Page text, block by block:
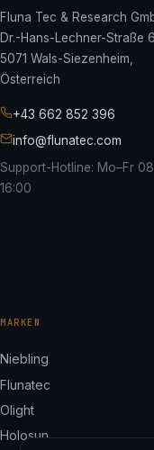
Fluna Tec & Research
Dr.-Hans-Lechner-Straße 6
5071 Wals-Siezenheim,
Österreich
+43 662 852 396
info@flunatec.com
Support-Hotline: Mo–Fr
16:00
MARKEN
Niebling
Flunatec
Olight
Holosun